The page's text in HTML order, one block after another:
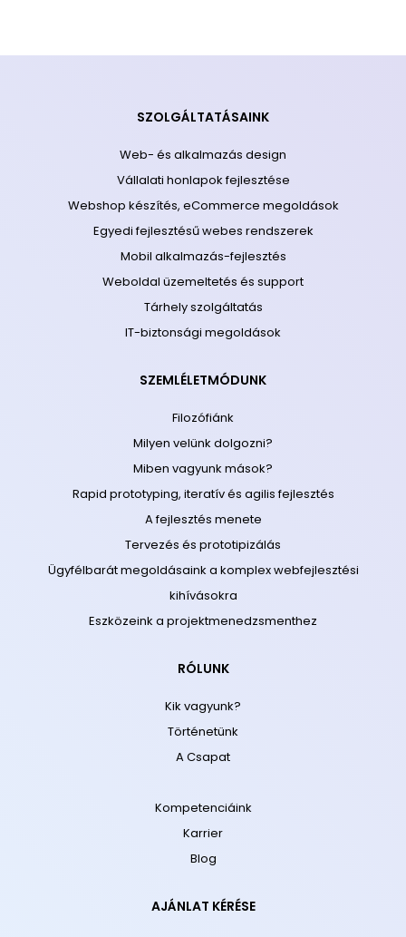
SZOLGÁLTATÁSAINK
Web- és alkalmazás design
Vállalati honlapok fejlesztése
Webshop készítés, eCommerce megoldások
Egyedi fejlesztésű webes rendszerek
Mobil alkalmazás-fejlesztés
Weboldal üzemeltetés és support
Tárhely szolgáltatás
IT-biztonsági megoldások
SZEMLÉLETMÓDUNK
Filozófiánk
Milyen velünk dolgozni?
Miben vagyunk mások?
Rapid prototyping, iteratív és agilis fejlesztés
A fejlesztés menete
Tervezés és prototipizálás
Ügyfélbarát megoldásaink a komplex webfejlesztési
kihívásokra
Eszközeink a projektmenedzsmenthez
RÓLUNK
Kik vagyunk?
Történetünk
A Csapat
Kompetenciáink
Karrier
Blog
AJÁNLAT KÉRÉSE